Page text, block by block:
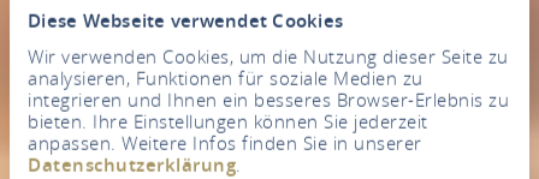
Diese Webseite verwendet Cookies
Wir verwenden Cookies, um die Nutzung dieser Seite zu
analysieren, Funktionen für soziale Medien zu
integrieren und Ihnen ein besseres Browser-Erlebnis zu
bieten. Ihre Einstellungen können Sie jederzeit
anpassen. Weitere Infos finden Sie in unserer
Datenschutzerklärung.